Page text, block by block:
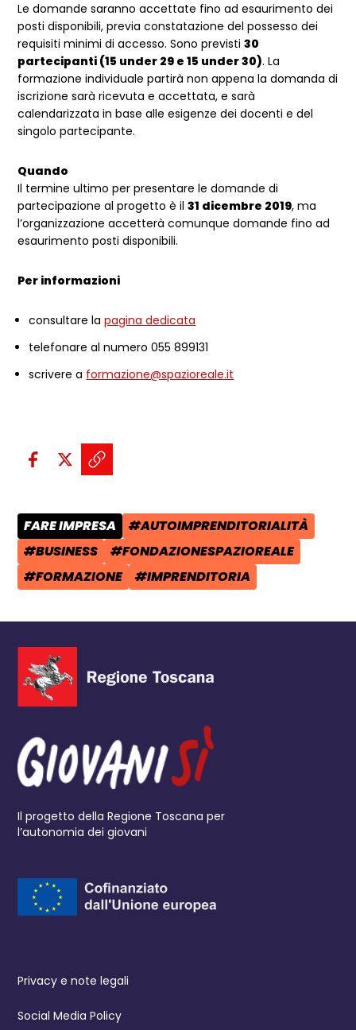
Le domande saranno accettate fino ad esaurimento dei
posti disponibili, previa constatazione del possesso dei
requisiti minimi di accesso. Sono previsti30
partecipanti (15 under 29 e 15 under 30). La
formazione individuale partirà non appena la domanda di
iscrizione sarà ricevuta e accettata, e sarà
calendarizzata in base alle esigenze dei docenti e del
singolo partecipante.
Quando
Il termine ultimo per presentare le domande di
partecipazione al progetto è il31 dicembre 2019, ma
l’organizzazione accetterà comunque domande fino ad
esaurimento posti disponibili.
Per informazioni
consultare lapagina dedicata
telefonare al numero 055 899131
scrivere a formazione@spazioreale.it
Condividi sui social:
Condividi su Facebook - apre
Condividi su X - apre una
Copia il link e condividi -
CATEGORIA POST:
FARE IMPRESA TAG:
#AUTOIMPRENDITORIALITÀ
TAG:
#BUSINESS TAG:
#FONDAZIONESPAZIOREALE
TAG:
#FORMAZIONE TAG:
#IMPRENDITORIA
Il progetto della Regione Toscana per
l’autonomia dei giovani
Privacy e note legali
Social Media Policy